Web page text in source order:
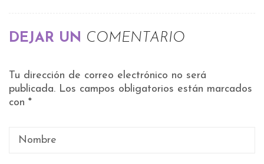
DEJAR UN COMENTARIO
Tu dirección de correo electrónico no será
publicada. Los campos obligatorios están marcados
con *